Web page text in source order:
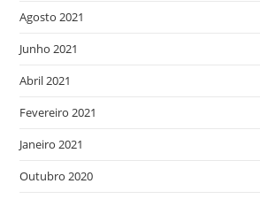
Agosto 2021
Junho 2021
Abril 2021
Fevereiro 2021
Janeiro 2021
Outubro 2020